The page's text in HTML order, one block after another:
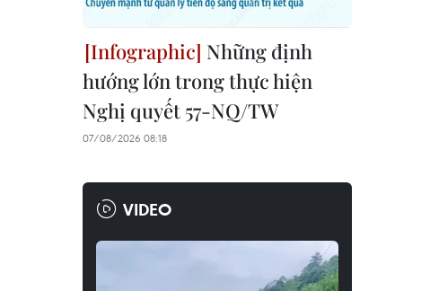
Những định
hướng lớn trong thực hiện
Nghị quyết 57-NQ/TW
07/08/2026 08:18
VIDEO